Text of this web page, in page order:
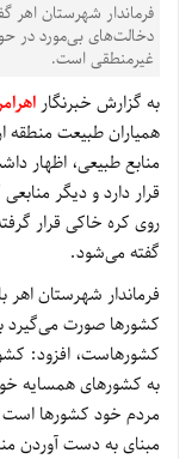
فرماندار شهرستان
دخالت‌های بی‌مورد در
غیرمنطقی است.
به گزارش خبرنگار
همیاران طبیعت منطقه
منابع طبیعی، اظهار
قرار دارد و دیگر
روی کره خاکی قرار
گفته می‌شود.
فرماندار شهرستان اهر
کشورها صورت می‌گیرد
کشورهاست، افزود:
به کشورهای همسایه
مردم خود کشورها
مبنای به دست آوردن